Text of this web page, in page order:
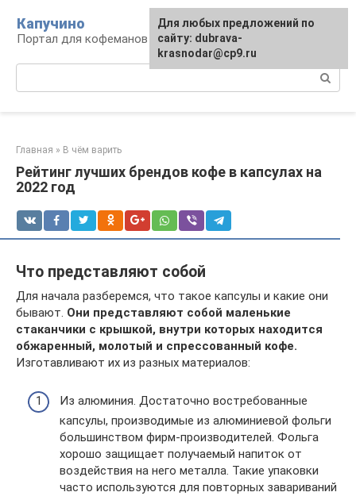
контенту
Капучино
Портал для кофеманов
Главная » В чём варить
Рейтинг лучших брендов кофе в капсулах на
2022 год
Что представляют собой
Для начала разберемся, что такое капсулы и какие они
бывают. Они представляют собой маленькие
стаканчики с крышкой, внутри которых находится
обжаренный, молотый и спрессованный кофе.
Изготавливают их из разных материалов:
Из алюминия. Достаточно востребованные
капсулы, производимые из алюминиевой фольги
большинством фирм-производителей. Фольга
хорошо защищает получаемый напиток от
воздействия на него металла. Такие упаковки
часто используются для повторных завариваний
Для любых предложений по
сайту: dubrava-
krasnodar@cp9.ru